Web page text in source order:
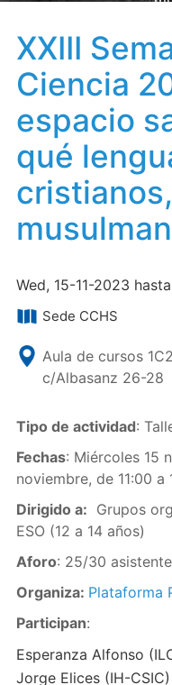
XXIII
Ciencia
espacio
qué
Wed, 15-11-2023
Sede CCHS
Aula de cursos
c/Albasanz 26-28
Tipo de actividad:
Fechas: Miércoles 15
noviembre, de 11:00 a
Dirigido a: Grupos
ESO (12 a 14 años)
Aforo: 25/30
Organiza: Plataforma
Participan:
Esperanza Alfonso
Jorge Elices (IH-CSIC)